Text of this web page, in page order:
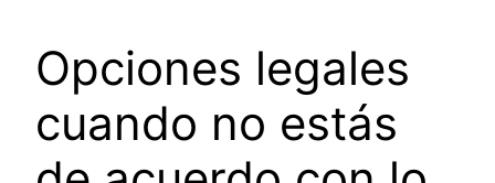
Opciones legales
cuando no estás